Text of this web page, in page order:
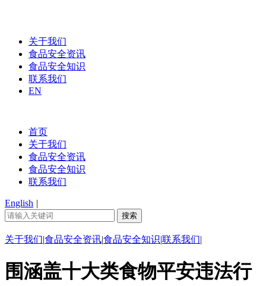
关于我们
食品安全资讯
食品安全知识
联系我们
EN
首页
关于我们
食品安全资讯
食品安全知识
联系我们
English |
关于我们|食品安全资讯|食品安全知识|联系我们|
围涵盖十大类食物平安违法行